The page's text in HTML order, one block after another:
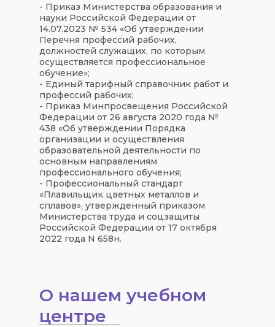
- Приказ Министерства образования и
науки Российской Федерации от
14.07.2023 № 534 «Об утверждении
Перечня профессий рабочих,
должностей служащих, по которым
осуществляется профессиональное
обучение»;
- Единый тарифный справочник работ и
профессий рабочих;
- Приказ Минпросвещения Российской
Федерации от 26 августа 2020 года №
438 «Об утверждении Порядка
организации и осуществления
образовательной деятельности по
основным направлениям
профессионального обучения;
- Профессиональный стандарт
«Плавильщик цветных металлов и
сплавов», утвержденный приказом
Министерства труда и соцзащиты
Российской Федерации от 17 октября
2022 года N 658н.
О нашем учебном
центре